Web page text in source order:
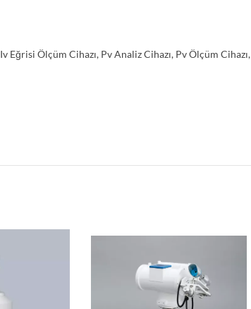
Iv Eğrisi Ölçüm Cihazı, Pv Analiz Cihazı, Pv Ölçüm Cihazı,